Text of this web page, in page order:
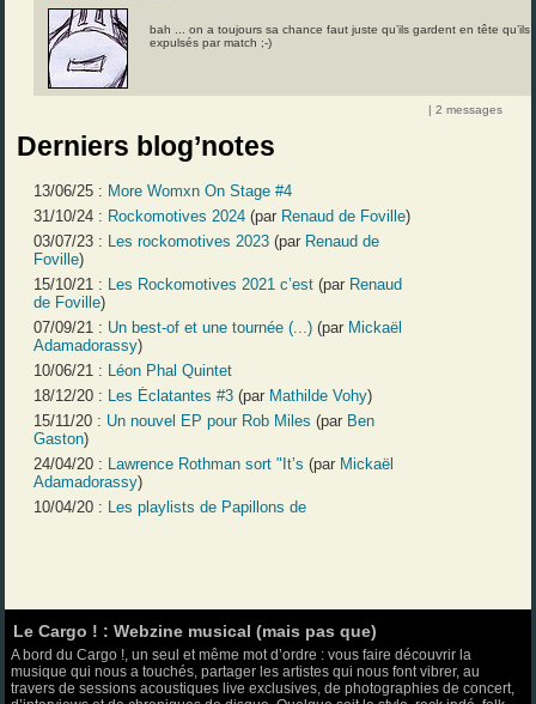
bah ... on a toujours sa chance faut juste qu’ils gardent en tête
expulsés par match ;-)
| 2 messages
Derniers blog’notes
13/06/25 : More Womxn On Stage #4
31/10/24 : Rockomotives 2024 (par Renaud de Foville)
03/07/23 : Les rockomotives 2023 (par Renaud de
Foville)
15/10/21 : Les Rockomotives 2021 c’est (par Renaud
de Foville)
07/09/21 : Un best-of et une tournée (...) (par Mickaël
Adamadorassy)
10/06/21 : Léon Phal Quintet
18/12/20 : Les Éclatantes #3 (par Mathilde Vohy)
15/11/20 : Un nouvel EP pour Rob Miles (par Ben
Gaston)
24/04/20 : Lawrence Rothman sort "It’s (par Mickaël
Adamadorassy)
10/04/20 : Les playlists de Papillons de
Le Cargo ! : Webzine musical (mais pas que)
A bord du Cargo !, un seul et même mot d’ordre : vous faire découvrir la
musique qui nous a touchés, partager les artistes qui nous font vibrer, au
travers de sessions acoustiques live exclusives, de photographies de concert,